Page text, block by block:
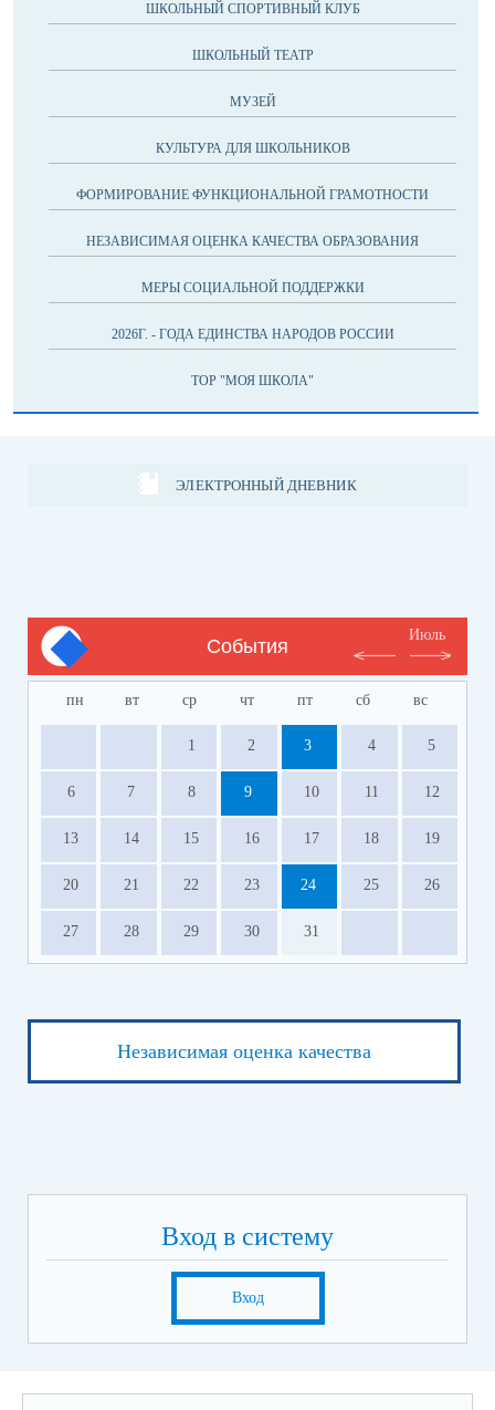
ШКОЛЬНЫЙ СПОРТИВНЫЙ КЛУБ
ШКОЛЬНЫЙ ТЕАТР
МУЗЕЙ
КУЛЬТУРА ДЛЯ ШКОЛЬНИКОВ
ФОРМИРОВАНИЕ ФУНКЦИОНАЛЬНОЙ ГРАМОТНОСТИ
НЕЗАВИСИМАЯ ОЦЕНКА КАЧЕСТВА ОБРАЗОВАНИЯ
МЕРЫ СОЦИАЛЬНОЙ ПОДДЕРЖКИ
2026Г. - ГОДА ЕДИНСТВА НАРОДОВ РОССИИ
ТОР "МОЯ ШКОЛА"
ЭЛЕКТРОННЫЙ ДНЕВНИК
События
Июль
пн вт ср чт пт сб вс
1 2 3 4 5
6 7 8 9 10 11 12
13 14 15 16 17 18 19
20 21 22 23 24 25 26
27 28 29 30 31
Независимая оценка качества
Вход в систему
Вход